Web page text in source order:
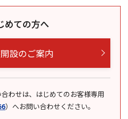
めての方へ
設のご案内
わせは、はじめてのお客様専用
） へお問い合わせください。